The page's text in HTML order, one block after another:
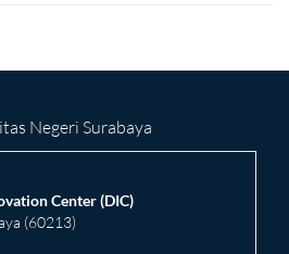
Negeri Surabaya
Center (DIC)
(60213)